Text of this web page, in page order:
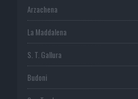
Arzachena
La Maddalena
S. T. Gallura
Budoni